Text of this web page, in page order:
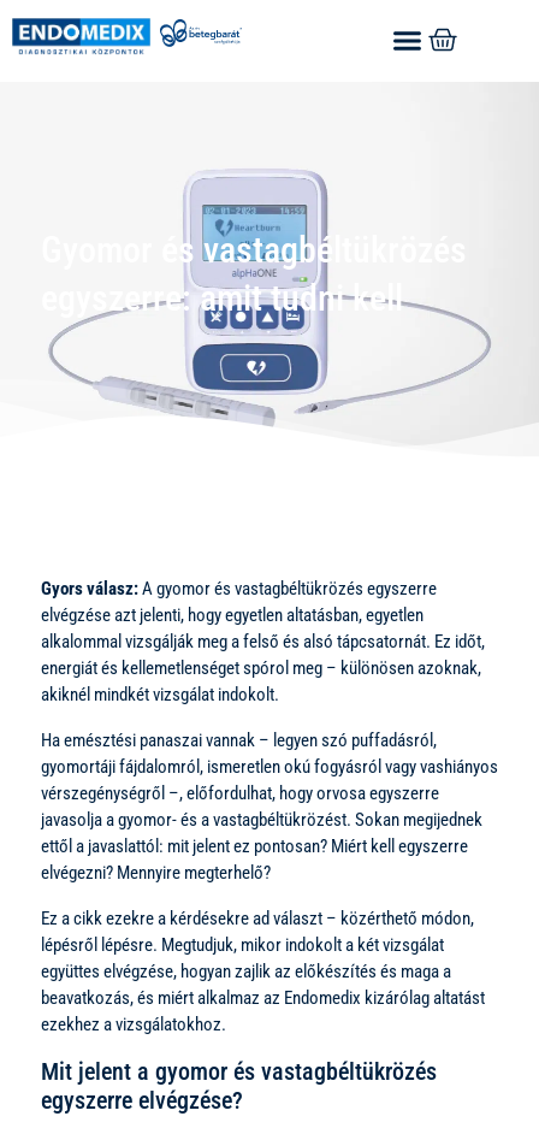
Gyomor és vastagbéltükrözés
egyszerre: amit tudni kell
Gyors válasz:A gyomor és vastagbéltükrözés egyszerre
elvégzése azt jelenti, hogy egyetlen altatásban, egyetlen
alkalommal vizsgálják meg a felső és alsó tápcsatornát. Ez időt,
energiát és kellemetlenséget spórol meg – különösen azoknak,
akiknél mindkét vizsgálat indokolt.
Ha emésztési panaszai vannak – legyen szó puffadásról,
gyomortáji fájdalomról, ismeretlen okú fogyásról vagy vashiányos
vérszegénységről –, előfordulhat, hogy orvosa egyszerre
javasolja a gyomor- és a vastagbéltükrözést. Sokan megijednek
ettől a javaslattól: mit jelent ez pontosan? Miért kell egyszerre
elvégezni? Mennyire megterhelő?
Ez a cikk ezekre a kérdésekre ad választ – közérthető módon,
lépésről lépésre. Megtudjuk, mikor indokolt a két vizsgálat
együttes elvégzése, hogyan zajlik az előkészítés és maga a
beavatkozás, és miért alkalmaz az Endomedix kizárólag altatást
ezekhez a vizsgálatokhoz.
Mit jelent a gyomor és vastagbéltükrözés
egyszerre elvégzése?